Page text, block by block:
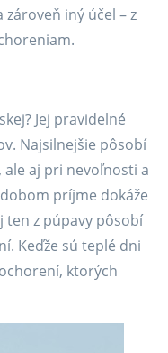
iný účel – z
Jej pravidelné
Najsilnejšie pôsobí
aj pri nevoľnosti a
príjme dokáže
ten z púpavy pôsobí
Keďže sú teplé dni
ktorých